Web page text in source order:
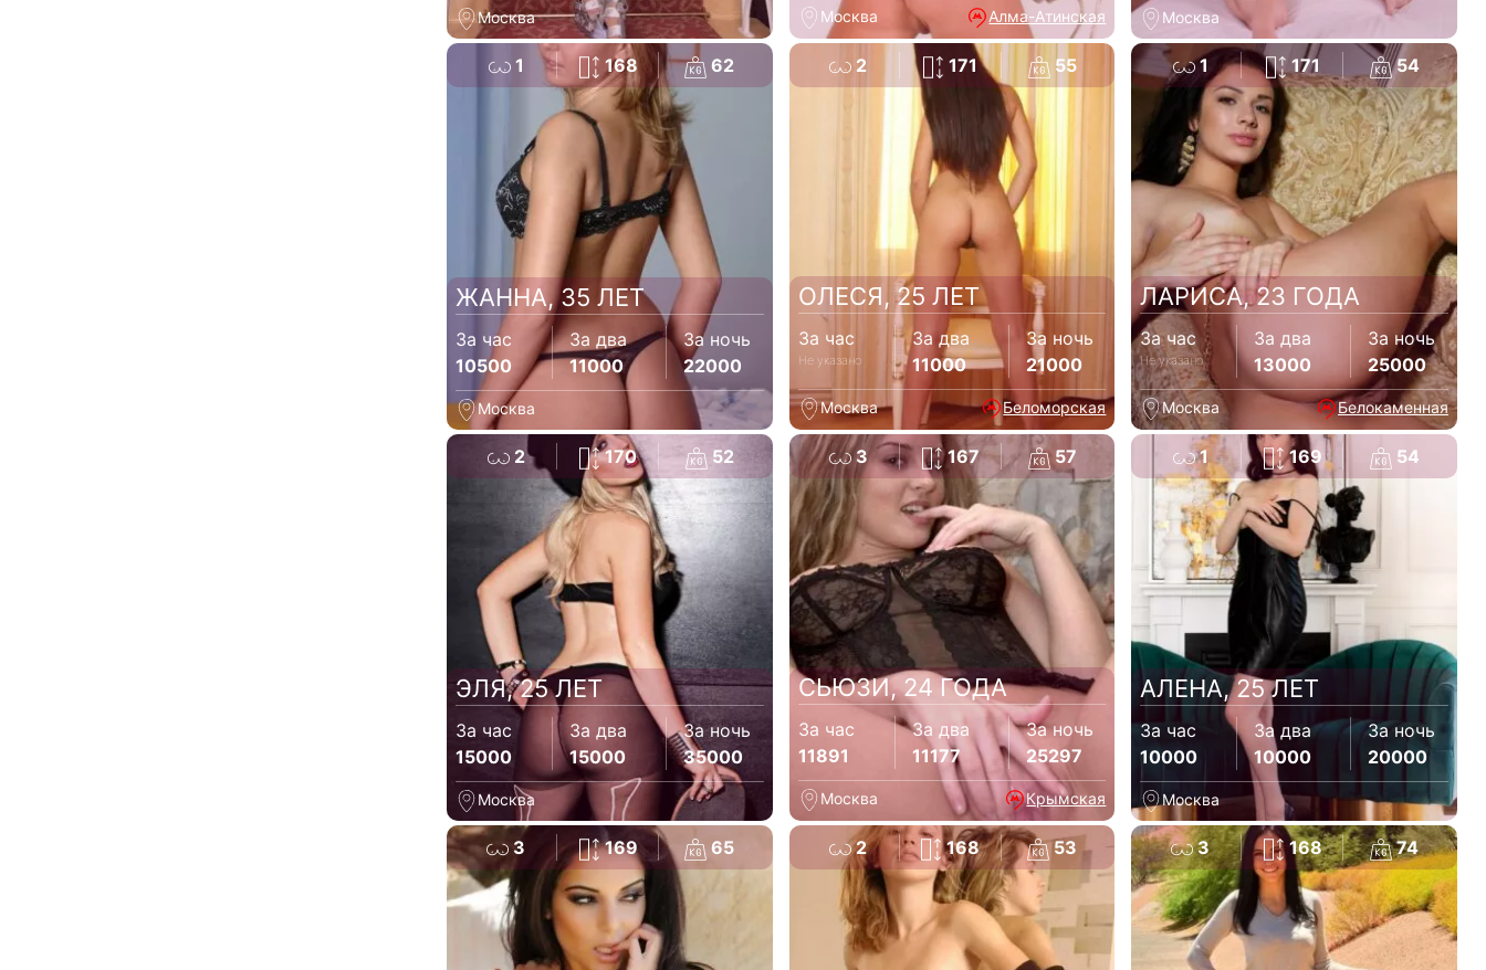
Москва Москва Алма-Атинская Москва
1 168 62
ЖАННА, 35 ЛЕТ
За час
10500
За два
11000
За ночь
22000
Москва
2 171 55
ОЛЕСЯ, 25 ЛЕТ
За час
Не указано
За два
11000
За ночь
21000
Москва Беломорская
1 171 54
ЛАРИСА, 23 ГОДА
За час
Не указано
За два
13000
За ночь
25000
Москва Белокаменная
2 170 52
ЭЛЯ, 25 ЛЕТ
За час
15000
За два
15000
За ночь
35000
Москва
3 167 57
СЬЮЗИ, 24 ГОДА
За час
11891
За два
11177
За ночь
25297
Москва Крымская
1 169 54
АЛЕНА, 25 ЛЕТ
За час
10000
За два
10000
За ночь
20000
Москва
3 169 65 2 168 53 3 168 74